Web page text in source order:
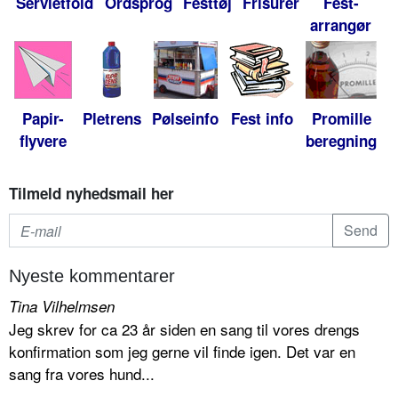
arrangør
Papir-
flyvere
Pletrens Pølseinfo Fest info
Promille
beregning
Tilmeld nyhedsmail her
Nyeste kommentarer
Tina Vilhelmsen
Jeg skrev for ca 23 år siden en sang til vores drengs
konfirmation som jeg gerne vil finde igen. Det var en
sang fra vores hund...